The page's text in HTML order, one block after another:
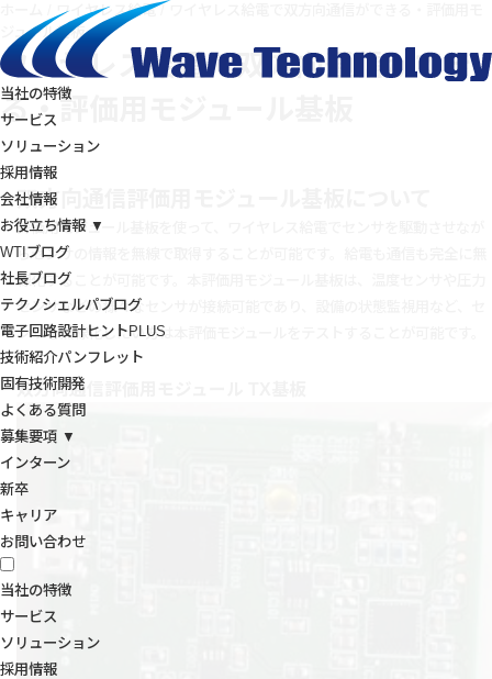
当社の特徴
サービス
ソリューション
採用情報
会社情報
お役立ち情報 ▼
WTIブログ
社長ブログ
テクノシェルパブログ
電子回路設計ヒントPLUS
技術紹介パンフレット
固有技術開発
よくある質問
募集要項 ▼
インターン
新卒
キャリア
お問い合わせ
当社の特徴
サービス
ソリューション
採用情報
ワイヤレス給電 /
ジュール基板
ワイヤレス給電で双方向通信ができ
る・評価用モジュール基板
双方向通信評価用モジュール基板について
評価用モジュール基板を使って、ワイヤレス給電でセンサを駆動させなが
らセンサの情報を無線で取得することが可能です。給電も通信も完全に無
線化することが可能です。本評価用モジュール基板は、温度センサや圧力
センサなどの様々なセンサが接続可能であり、設備の状態監視用など、セ
ンサを無線化したい方は本評価モジュールをテストすることが可能です。
双方向通信評価用モジュール TX基板